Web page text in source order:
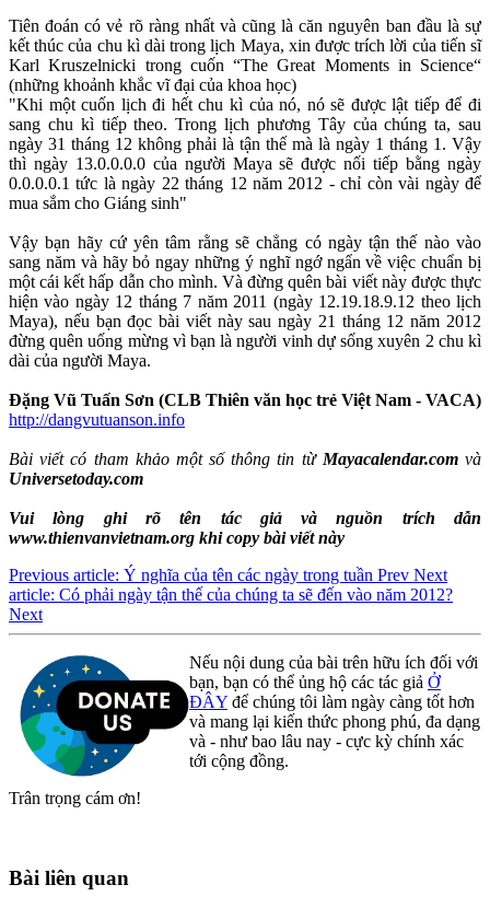
Tiên đoán có vẻ rõ ràng nhất và cũng là căn nguyên ban đầu là sự
kết thúc của chu kì dài trong lịch Maya, xin được trích lời của tiến sĩ
Karl Kruszelnicki trong cuốn “The Great Moments in Science“
(những khoảnh khắc vĩ đại của khoa học)
"Khi một cuốn lịch đi hết chu kì của nó, nó sẽ được lật tiếp để đi
sang chu kì tiếp theo. Trong lịch phương Tây của chúng ta, sau
ngày 31 tháng 12 không phải là tận thế mà là ngày 1 tháng 1. Vậy
thì ngày 13.0.0.0.0 của người Maya sẽ được nối tiếp bằng ngày
0.0.0.0.1 tức là ngày 22 tháng 12 năm 2012 - chỉ còn vài ngày để
mua sắm cho Giáng sinh"
Vậy bạn hãy cứ yên tâm rằng sẽ chẳng có ngày tận thế nào vào
sang năm và hãy bỏ ngay những ý nghĩ ngớ ngẩn về việc chuẩn bị
một cái kết hấp dẫn cho mình. Và đừng quên bài viết này được thực
hiện vào ngày 12 tháng 7 năm 2011 (ngày 12.19.18.9.12 theo lịch
Maya), nếu bạn đọc bài viết này sau ngày 21 tháng 12 năm 2012
đừng quên uống mừng vì bạn là người vinh dự sống xuyên 2 chu kì
dài của người Maya.
Đặng Vũ Tuấn Sơn (CLB Thiên văn học trẻ Việt Nam - VACA)
http://dangvutuanson.info
Bài viết có tham khảo một số thông tin từ Mayacalendar.comvà
Universetoday.com
Vui lòng ghi rõ tên tác giả và nguồn trích dẫn
www.thienvanvietnam.org khi copy bài viết này
Previous article: Ý nghĩa của tên các ngày trong tuần Prev Next
article: Có phải ngày tận thế của chúng ta sẽ đến vào năm 2012?
Next
Nếu nội dung của bài trên hữu ích đối với
bạn, bạn có thể ủng hộ các tác giả Ở
ĐÂY để chúng tôi làm ngày càng tốt hơn
và mang lại kiến thức phong phú, đa dạng
và - như bao lâu nay - cực kỳ chính xác
tới cộng đồng.
Trân trọng cám ơn!
Bài liên quan